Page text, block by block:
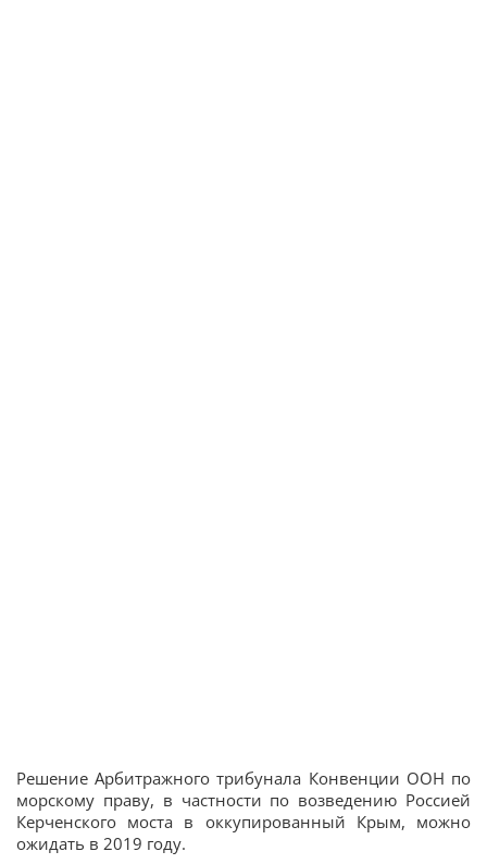
Решение Арбитражного трибунала Конвенции ООН по
морскому праву, в частности по возведению Россией
Керченского моста в оккупированный Крым, можно
ожидать в 2019 году.